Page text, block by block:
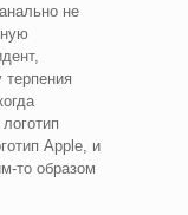
не
Apple, и
то образом